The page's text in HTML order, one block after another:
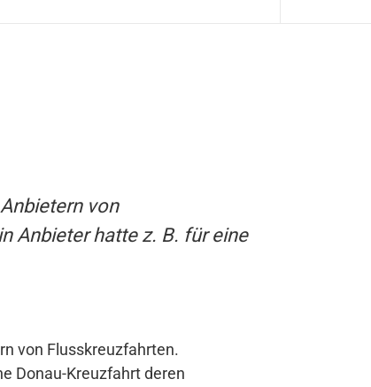
von
Anbieter hatte z. B. für eine
von Flusskreuzfahrten.
Donau-Kreuzfahrt deren